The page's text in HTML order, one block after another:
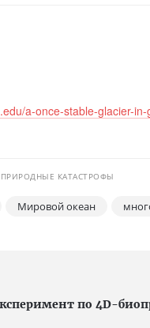
a-once-stable-glacier-
КАТАСТРОФЫ
Мировой океан
по 4D-